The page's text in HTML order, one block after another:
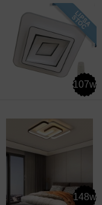
107w
148w